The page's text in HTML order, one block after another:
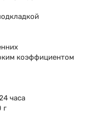
коэффициентом
часа
г